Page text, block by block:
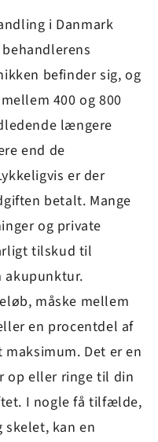
i Danmark
befinder sig, og
400 og 800
længere
end de
er der
betalt. Mange
og private
tilskud til
akupunktur.
måske mellem
en procentdel af
Det er en
op eller ringe til din
I nogle få tilfælde,
kan en